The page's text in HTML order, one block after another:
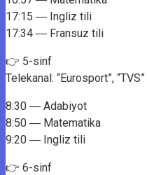
17:15 ― Ingliz tili
17:34 ― Fransuz tili
👉 5-sinf
Telekanal: “Eurosport”, “TVS”
8:30 ― Adabiyot
8:50 ― Matematika
9:20 ― Ingliz tili
👉 6-sinf